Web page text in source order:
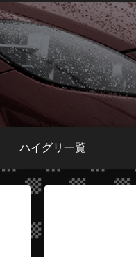
ハイグリ一覧